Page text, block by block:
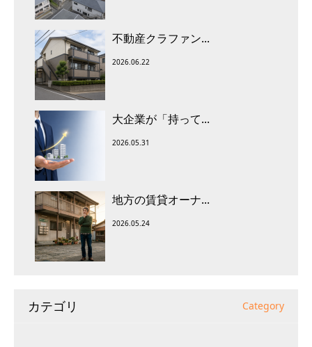
不動産クラファン...
2026.06.22
大企業が「持って...
2026.05.31
地方の賃貸オーナ...
2026.05.24
カテゴリ Category